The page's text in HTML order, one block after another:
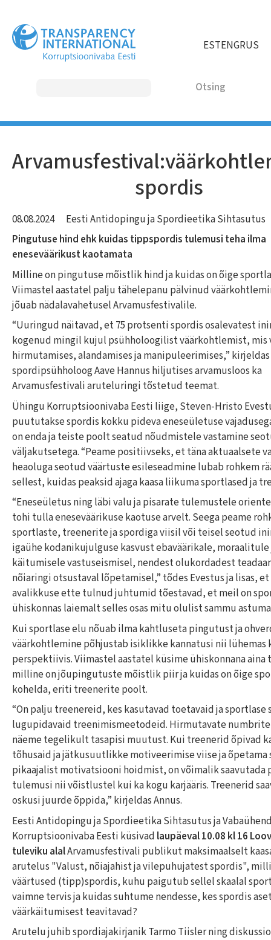
edasi
põhisisu
juurde
ESTENGRUS
MAIN
spordis
08.08.2024
Eesti Antidopingu ja Spordieetika Sihtasutus
Pingutuse hind ehk kuidas tippspordis tulemusi teha ilma
eneseväärikust kaotamata
Milline on pingutuse mõistlik hind ja kuidas on õige
Viimastel aastatel palju tähelepanu pälvinud
jõuab nädalavahetusel Arvamusfestivalile.
“Uuringud näitavad, et 75 protsenti spordis osalevatest
kogenud mingil kujul psühholoogilist väärkohtlemist, mis
hirmutamises, alandamises ja manipuleerimises,” kirjeldas
spordipsühholoog Aave Hannus hiljutises arvamusloos ka
Arvamusfestivali aruteluringi tõstetud teemat.
Ühingu Korruptsioonivaba Eesti liige, Steven-Hristo
puututakse spordis kokku pideva eneseületuse
on enda ja teiste poolt seatud nõudmistele vastamine
väljakutsetega. “Peame positiivseks, et täna aktuaalsete
heaoluga seotud väärtuste esileseadmine lubab rohkem
sellest, kuidas peaksid ajaga kaasa liikuma sportlased ja
“Eneseületus ning läbi valu ja pisarate tulemustele
tohi tulla eneseväärikuse kaotuse arvelt. Seega peame
sportlaste, treenerite ja spordiga viisil või teisel seotud
igaühe kodanikujulguse kasvust ebaväärikale, moraalitule
käitumisele vastuseismisel, nendest olukordadest
nõiaringi otsustaval lõpetamisel,” tõdes Evestus ja lisas,
avalikkuse ette tulnud juhtumid tõestavad, et meil on
ühiskonnas laiemalt selles osas mitu olulist sammu
Kui sportlase elu nõuab ilma kahtluseta pingutust ja
väärkohtlemine põhjustab isiklikke kannatusi nii lühemas
perspektiivis. Viimastel aastatel küsime ühiskonnana
milline on jõupingutuste mõistlik piir ja kuidas on õige
kohelda, eriti treenerite poolt.
“On palju treenereid, kes kasutavad toetavaid ja sportlase
lugupidavaid treenimismeetodeid. Hirmutavate
näeme tegelikult tasapisi muutust. Kui treenerid õpivad
tõhusaid ja jätkusuutlikke motiveerimise viise ja
pikaajalist motivatsiooni hoidmist, on võimalik saavutada
tulemusi nii võistlustel kui ka kogu karjääris. Treenerid
oskusi juurde õppida,” kirjeldas Annus.
Eesti Antidopingu ja Spordieetika Sihtasutus ja
Korruptsioonivaba Eesti küsivad laupäeval 10.08 kl 16
tuleviku alalArvamusfestivali publikut maksimaalselt
arutelus "Valust, nõiajahist ja vilepuhujatest spordis",
väärtused (tipp)spordis, kuhu paigutub sellel skaalal
vaimne tervis ja kuidas suhtume nendesse, kes spordis
väärkäitumisest teavitavad?
Arutelu juhib spordiajakirjanik Tarmo Tiisler ning